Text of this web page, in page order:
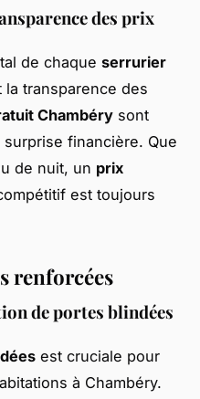
des prix
de chaque serrurier
la transparence des
Chambéry sont
financière. Que
de nuit, un prix
est toujours
renforcées
de portes blindées
est cruciale pour
à Chambéry.